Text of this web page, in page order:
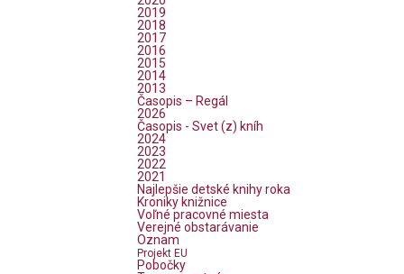
2019
2018
2017
2016
2015
2014
2013
Časopis – Regál
2026
Časopis - Svet (z) kníh
2024
2023
2022
2021
Najlepšie detské knihy roka
Kroniky knižnice
Voľné pracovné miesta
Verejné obstarávanie
Oznam
Projekt EU
Pobočky